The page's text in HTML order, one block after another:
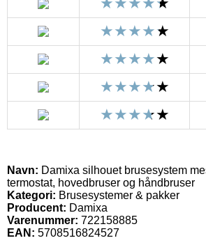
Navn: Damixa silhouet brusesystem
termostat, hovedbruser og håndbruser
Kategori: Brusesystemer & pakker
Producent: Damixa
Varenummer: 722158885
EAN: 5708516824527